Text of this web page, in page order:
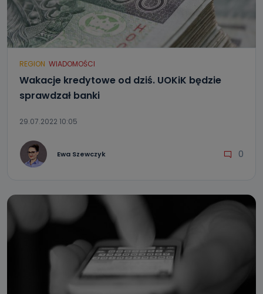
REGION WIADOMOŚCI
Wakacje kredytowe od dziś. UOKiK będzie
sprawdzał banki
29.07.2022 10:05
Ewa Szewczyk 0